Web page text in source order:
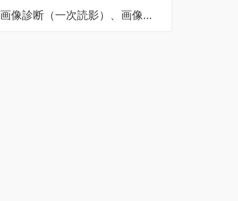
画像診断（一次読影）、画像診